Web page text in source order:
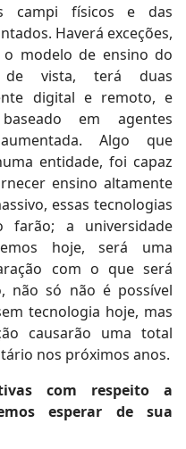
campi físicos e das
Haverá exceções,
modelo de ensino do
vista, terá duas
digital e remoto, e
em agentes
Algo que
entidade, foi capaz
ensino altamente
essas tecnologias
a universidade
hoje, será uma
com o que será
não só não é possível
tecnologia hoje, mas
causarão uma total
nos próximos anos.
com respeito a
esperar de sua